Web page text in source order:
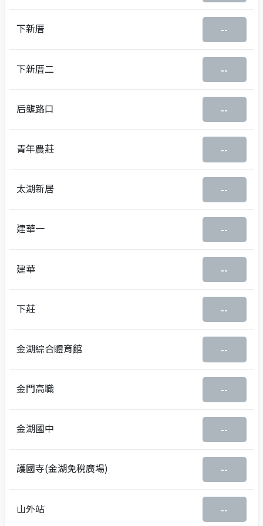
下新厝 --
下新厝二 --
后壟路口 --
青年農莊 --
太湖新居 --
建華一 --
建華 --
下莊 --
金湖綜合體育館 --
金門高職 --
金湖國中 --
護國寺(金湖免稅廣場) --
山外站 --